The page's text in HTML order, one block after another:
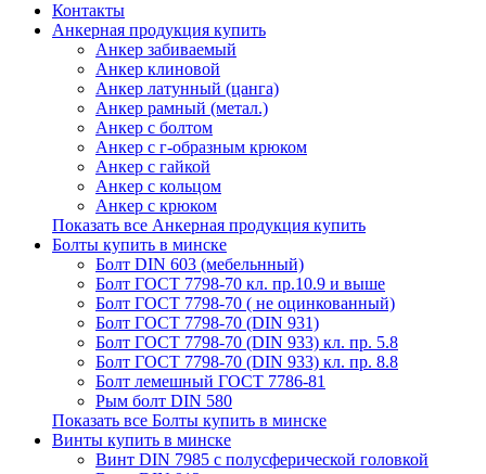
Контакты
Анкерная продукция купить
Анкер забиваемый
Анкер клиновой
Анкер латунный (цанга)
Анкер рамный (метал.)
Анкер с болтом
Анкер с г-образным крюком
Анкер с гайкой
Анкер с кольцом
Анкер с крюком
Показать все Анкерная продукция купить
Болты купить в минске
Болт DIN 603 (мебельнный)
Болт ГОСТ 7798-70 кл. пр.10.9 и выше
Болт ГОСТ 7798-70 ( не оцинкованный)
Болт ГОСТ 7798-70 (DIN 931)
Болт ГОСТ 7798-70 (DIN 933) кл. пр. 5.8
Болт ГОСТ 7798-70 (DIN 933) кл. пр. 8.8
Болт лемешный ГОСТ 7786-81
Рым болт DIN 580
Показать все Болты купить в минске
Винты купить в минске
Винт DIN 7985 с полусферической головкой